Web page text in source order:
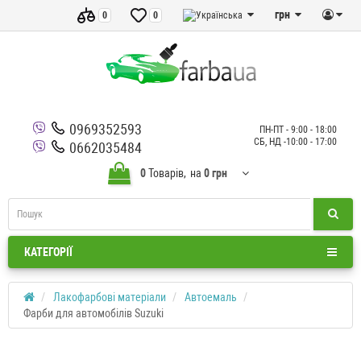
грн
0
0
0969352593
0662035484
ПН-ПТ - 9:00 - 18:00
СБ, НД -10:00 - 17:00
0Товарів, на 0 грн
КАТЕГОРІЇ
Лакофарбові матеріали
Автоемаль
Фарби для автомобілів Suzuki